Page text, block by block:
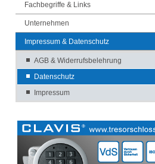
Fachbegriffe & Links
Unternehmen
Impressum & Datenschutz
AGB & Widerrufsbelehrung
Datenschutz
Impressum